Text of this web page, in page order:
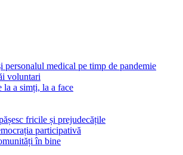
medical pe timp de pandemie
voluntari
la a simți, la a face
fricile și prejudecățile
participativă
în bine